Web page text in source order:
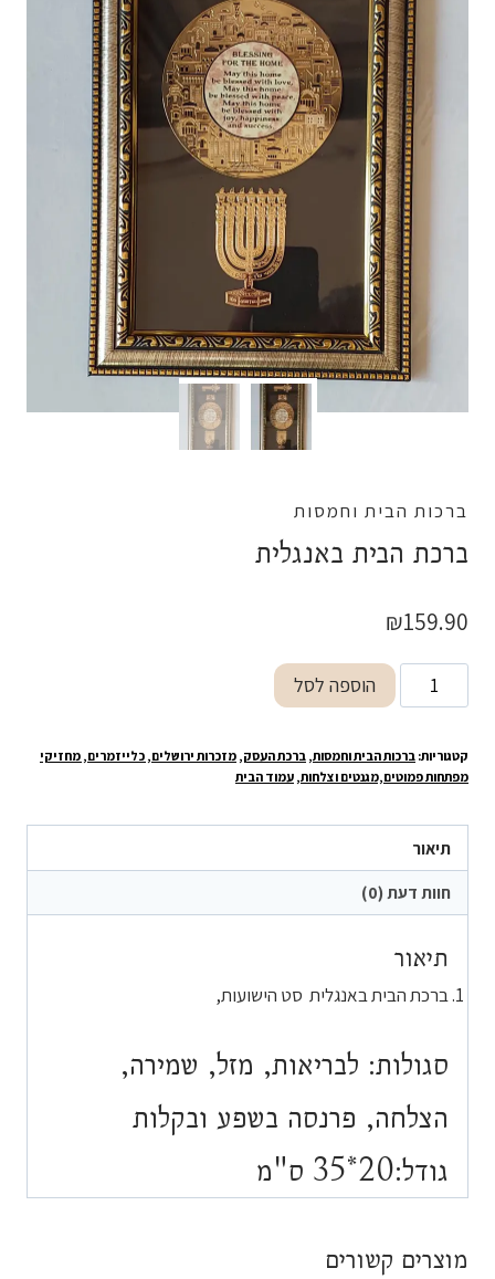
ברכות הבית וחמסות
ברכת הבית באנגלית
₪159.90
כמות
של
הבית
הוספה לסל
קטגוריות: ברכות הבית וחמסות, ברכת העסק, מזכרות ירושלים, כלייזמרים, מחזיקי
מפתחות פמוטים,מגנטים וצלחות, עמוד הבית
תיאור
חוות דעת (0)
תיאור
ברכת הבית באנגלית סט הישועות,
סגולות: לבריאות, מזל, שמירה,
הצלחה, פרנסה בשפע ובקלות
גודל:20*35 ס"מ
מוצרים קשורים